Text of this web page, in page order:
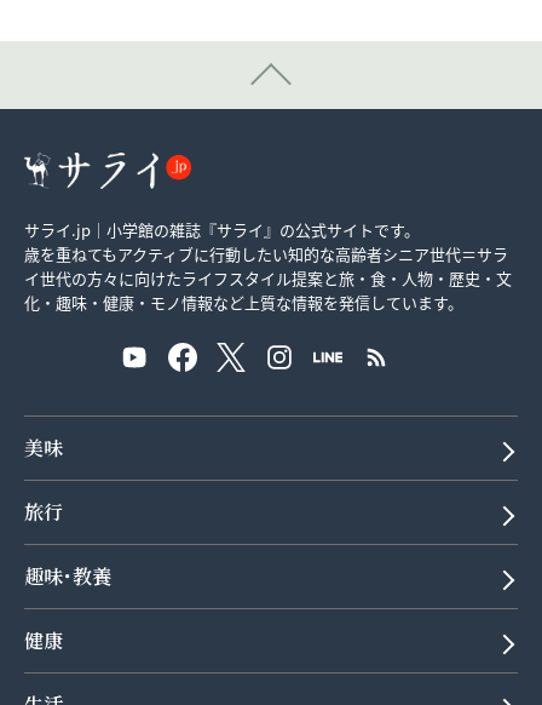
サライ.jp｜小学館の雑誌『サライ』の公式サイトです。
歳を重ねてもアクティブに行動したい知的な高齢者シニア世代＝サラ
イ世代の方々に向けたライフスタイル提案と旅・食・人物・歴史・文
化・趣味・健康・モノ情報など上質な情報を発信しています。
美味
旅行
趣味･教養
健康